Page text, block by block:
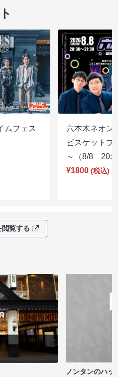
ムフェス
六本木ネオン
ビスケットブ
～（8/8
¥1800 (税込)
覧する
ノンタンのハッ